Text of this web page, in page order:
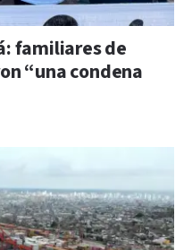
familiares de
“una condena